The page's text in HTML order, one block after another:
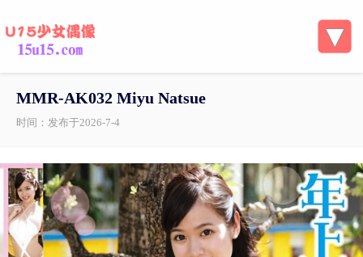
MMR-AK032 Miyu Natsue
时间：发布于2026-7-4